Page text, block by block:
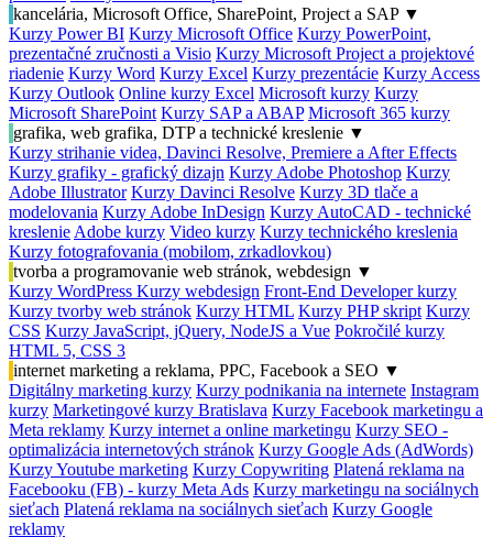
kancelária, Microsoft Office, SharePoint, Project a SAP ▼
Kurzy Power BI Kurzy Microsoft Office Kurzy PowerPoint,
prezentačné zručnosti a Visio Kurzy Microsoft Project a projektové
riadenie Kurzy Word Kurzy Excel Kurzy prezentácie Kurzy Access
Kurzy Outlook Online kurzy Excel Microsoft kurzy Kurzy
Microsoft SharePoint Kurzy SAP a ABAP Microsoft 365 kurzy
grafika, web grafika, DTP a technické kreslenie ▼
Kurzy strihanie videa, Davinci Resolve, Premiere a After Effects
Kurzy grafiky - grafický dizajn Kurzy Adobe Photoshop Kurzy
Adobe Illustrator Kurzy Davinci Resolve Kurzy 3D tlače a
modelovania Kurzy Adobe InDesign Kurzy AutoCAD - technické
kreslenie Adobe kurzy Video kurzy Kurzy technického kreslenia
Kurzy fotografovania (mobilom, zrkadlovkou)
tvorba a programovanie web stránok, webdesign ▼
Kurzy WordPress Kurzy webdesign Front-End Developer kurzy
Kurzy tvorby web stránok Kurzy HTML Kurzy PHP skript Kurzy
CSS Kurzy JavaScript, jQuery, NodeJS a Vue Pokročilé kurzy
HTML 5, CSS 3
internet marketing a reklama, PPC, Facebook a SEO ▼
Digitálny marketing kurzy Kurzy podnikania na internete Instagram
kurzy Marketingové kurzy Bratislava Kurzy Facebook marketingu a
Meta reklamy Kurzy internet a online marketingu Kurzy SEO -
optimalizácia internetových stránok Kurzy Google Ads (AdWords)
Kurzy Youtube marketing Kurzy Copywriting Platená reklama na
Facebooku (FB) - kurzy Meta Ads Kurzy marketingu na sociálnych
sieťach Platená reklama na sociálnych sieťach Kurzy Google
reklamy